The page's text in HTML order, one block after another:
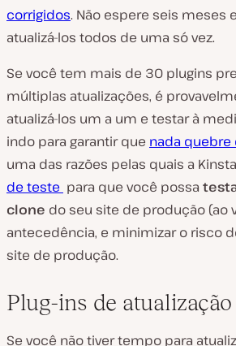
corrigidos. Não espere seis meses
atualizá-los todos de uma só vez.
Se você tem mais de 30 plugins
múltiplas atualizações, é
atualizá-los um a um e testar à
indo para garantir que nada quebre
uma das razões pelas quais a
de teste para que você possa
clone do seu site de produção (ao
antecedência, e minimizar o risco
site de produção.
Plug-ins de
Se você não tiver tempo para